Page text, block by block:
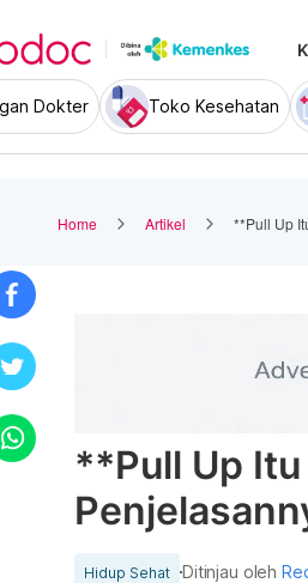
Dokter Toko Kesehatan
Home Artikel **Pull Up
**Pull Up
Hidup Sehat Ditinjau oleh